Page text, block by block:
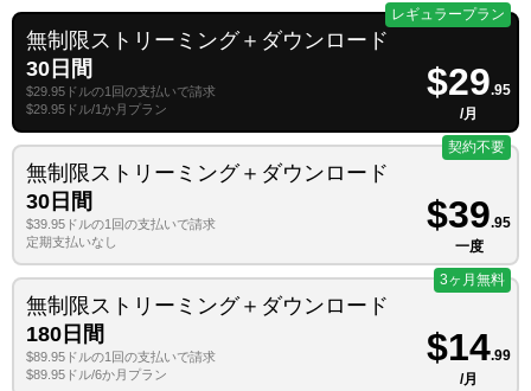
無制限ストリーミング＋ダウンロード
30日間
$29.95ドルの1回の支払いで請求
$29.95ドル/1か月プラン
$29.95
/月
レギュラープラン
無制限ストリーミング＋ダウンロード
30日間
$39.95ドルの1回の支払いで請求
定期支払いなし
$39.95
一度
契約不要
無制限ストリーミング＋ダウンロード
180日間
$89.95ドルの1回の支払いで請求
$89.95ドル/6か月プラン
$14.99
/月
3ヶ月無料